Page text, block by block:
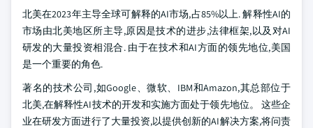
北美在2023年主导全球可解释的AI市场,占85%以上. 解释性AI的
市场由北美地区所主导,原因是技术的进步,法律框架,以及对AI
研发的大量投资相混合. 由于在技术和AI方面的领先地位,美国
是一个重要的角色.
著名的技术公司,如Google、微软、IBM和Amazon,其总部位于
北美,在解释性AI技术的开发和实施方面处于领先地位。 这些企
业在研发方面进行了大量投资,以提供创新的AI解决方案,将问责